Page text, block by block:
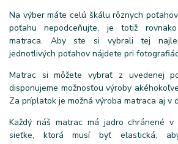
Na výber máte celú škálu rôznych
poťahu nepodceňujte, je totiž
matraca. Aby ste si vybrali tej
jednotlivých poťahov nájdete pri
Matrac si môžete vybrať z uvedenej
disponujeme možnosťou výroby
Za príplatok je možná výroba matraca aj v
Každý náš matrac má jadro chránené v
sieťke, ktorá musí byť elastická,